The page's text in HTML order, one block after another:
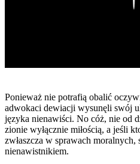
Ponieważ nie potrafią obalić
adwokaci dewiacji wysunęli swój
języka nienawiści. No cóż, nie od
zionie wyłącznie miłością, a jeśli
zwłaszcza w sprawach moralnych,
nienawistnikiem.